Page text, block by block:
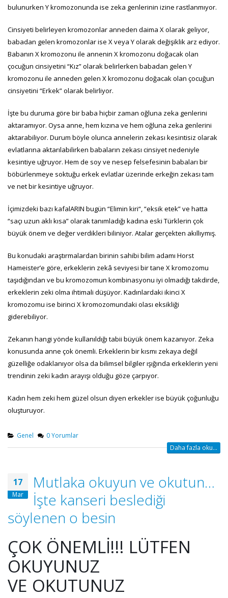
bulunurken Y kromozonunda ise zeka genlerinin izine rastlanmıyor.
Cinsiyeti belirleyen kromozonlar anneden daima X olarak geliyor,
babadan gelen kromozonlar ise X veya Y olarak değişiklik arz ediyor.
Babanın X kromozonu ile annenin X kromozonu doğacak olan
çocuğun cinsiyetini “Kız” olarak belirlerken babadan gelen Y
kromozonu ile anneden gelen X kromozonu doğacak olan çocuğun
cinsiyetini “Erkek” olarak belirliyor.
İşte bu duruma göre bir baba hiçbir zaman oğluna zeka genlerini
aktaramıyor. Oysa anne, hem kızına ve hem oğluna zeka genlerini
aktarabiliyor. Durum böyle olunca annelerin zekası kesintisiz olarak
evlatlarına aktarılabilirken babaların zekası cinsiyet nedeniyle
kesintiye uğruyor. Hem de soy ve nesep felsefesinin babaları bir
böbürlenmeye soktuğu erkek evlatlar üzerinde erkeğin zekası tam
ve net bir kesintiye uğruyor.
İçimizdeki bazı kafalARIN bugün “Elimin kiri“, “eksik etek” ve hatta
“saçı uzun aklı kısa” olarak tanımladığı kadına eski Türklerin çok
büyük önem ve değer verdikleri biliniyor. Atalar gerçekten akıllıymış.
Bu konudaki araştırmalardan birinin sahibi bilim adamı Horst
Hameister’e göre, erkeklerin zekâ seviyesi bir tane X kromozomu
taşıdığından ve bu kromozomun kombinasyonu iyi olmadığı takdirde,
erkeklerin zeki olma ihtimali düşüyor. Kadınlardaki ikinci X
kromozomu ise birinci X kromozomundaki olası eksikliği
giderebiliyor.
Zekanın hangi yönde kullanıldığı tabii büyük önem kazanıyor. Zeka
konusunda anne çok önemli. Erkeklerin bir kısmı zekaya değil
güzelliğe odaklanıyor olsa da bilimsel bilgiler ışığında erkeklerin yeni
trendinin zeki kadın arayışı olduğu göze çarpıyor.
Kadın hem zeki hem güzel olsun diyen erkekler ise büyük çoğunluğu
oluşturuyor.
Genel 0 Yorumlar
Daha fazla oku...
17
Mar
Mutlaka okuyun ve okutun…
İşte kanseri beslediği
söylenen o besin
ÇOK ÖNEMLİ!!! LÜTFEN
OKUYUNUZ
VE OKUTUNUZ